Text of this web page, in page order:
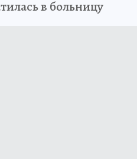
в больницу